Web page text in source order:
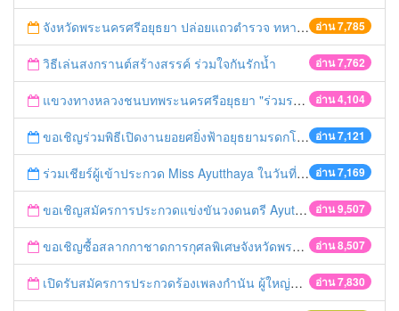
อ่าน 7,785
จังหวัดพระนครศรีอยุธยา ปล่อยแถวตำรวจ ทหาร ฝ่ายปกครอง กว่า 100 นาย ตรวจเข้มท่ารถสาธารณะ สถานีขนส่งรถโดยสาร วินรถตู้ และสถานีรถไฟ เตรียมรับมือเทศกาลสงกรานต์
อ่าน 7,762
วิธีเล่นสงกรานต์สร้างสรรค์ ร่วมใจกันรักน้ำ
อ่าน 4,104
แขวงทางหลวงชนบทพระนครศรีอยุธยา "ร่วมรณรงค์ ขับช้า เปิดไฟหน้า คาดเข็มขัด" เทศกาลสงกรานต์ ปี 2561
อ่าน 7,121
ขอเชิญร่วมพิธีเปิดงานยอยศยิ่งฟ้าอยุธยามรดกโลก
อ่าน 7,169
ร่วมเชียร์ผู้เข้าประกวด Miss Ayutthaya ในวันที่ 15 ธันวาคม 2560
อ่าน 9,507
ขอเชิญสมัครการประกวดแข่งขันวงดนตรี Ayutthaya battle of the bands
อ่าน 8,507
ขอเชิญซื้อสลากกาชาดการกุศลพิเศษจังหวัดพระนครศรีอยุธยา 2560
อ่าน 7,830
เปิดรับสมัครการประกวดร้องเพลงกำนัน ผู้ใหญ่บ้าน ฯลฯ